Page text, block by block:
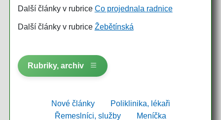
Další články v rubrice Co projednala radnice
Další články v rubrice Žebětínská
Rubriky, archiv
Nové články
Poliklinika, lékaři
Řemeslníci, služby
Meníčka